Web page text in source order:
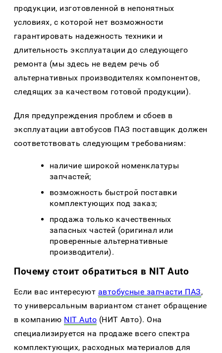
продукции, изготовленной в непонятных
условиях, с которой нет возможности
гарантировать надежность техники и
длительность эксплуатации до следующего
ремонта (мы здесь не ведем речь об
альтернативных производителях компонентов,
следящих за качеством готовой продукции).
Для предупреждения проблем и сбоев в
эксплуатации автобусов ПАЗ поставщик должен
соответствовать следующим требованиям:
наличие широкой номенклатуры
запчастей;
возможность быстрой поставки
комплектующих под заказ;
продажа только качественных
запасных частей (оригинал или
проверенные альтернативные
производители).
Почему стоит обратиться в NIT Auto
Если вас интересуют автобусные запчасти ПАЗ,
то универсальным вариантом станет обращение
в компанию NIT Auto (НИТ Авто). Она
специализируется на продаже всего спектра
комплектующих, расходных материалов для